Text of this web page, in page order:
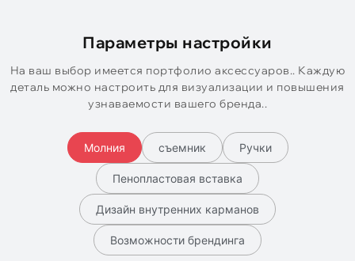
Параметры настройки
На ваш выбор имеется портфолио аксессуаров.. Каждую
деталь можно настроить для визуализации и повышения
узнаваемости вашего бренда..
Молния съемник Ручки
Пенопластовая вставка
Дизайн внутренних карманов
Возможности брендинга